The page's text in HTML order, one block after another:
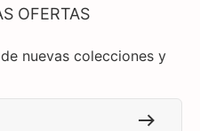
OFERTAS
nuevas colecciones y